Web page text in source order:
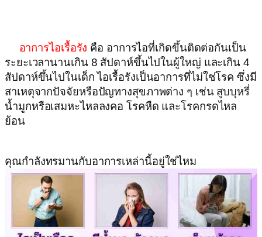
อาการไอเรื้อรัง คือ อาการไอที่เกิดขึ้นติดต่อกันเป็น
ระยะเวลานานเกิน 8 สัปดาห์ขึ้นไปในผู้ใหญ่ และเกิน 4
สัปดาห์ขึ้นไปในเด็ก ไอเรื้อรังเป็นอาการที่ไม่ใช่โรค ซึ่งมี
สาเหตุจากปัจจัยหรือปัญทางสุขภาพต่าง ๆ เช่น สูบบุหรี่
น้ำมูกหรือเสมหะไหลลงคอ โรคหืด และโรคกรดไหล
ย้อน
คุณกำลังทรมานกับอาการเหล่านี้อยู่ใช่ไหม